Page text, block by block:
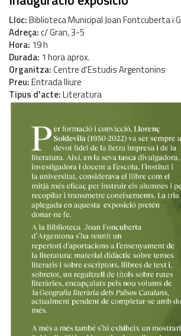
Lloc Biblioteca Municipal Joan Fontcuberta i
Adreça c/ Gran, 3-5
Hora 19 h
Durada 1 hora aprox.
Organitza Centre d'Estudis Argentonins
Preu Entrada lliure
Tipus d'acte Literatura